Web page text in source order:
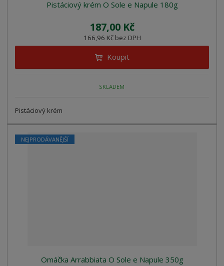
Pistáciový krém O Sole e Napule 180g
187,00 Kč
166,96 Kč bez DPH
Koupit
SKLADEM
Pistáciový krém
NEJPRODÁVANĚJŠÍ
Omáčka Arrabbiata O Sole e Napule 350g